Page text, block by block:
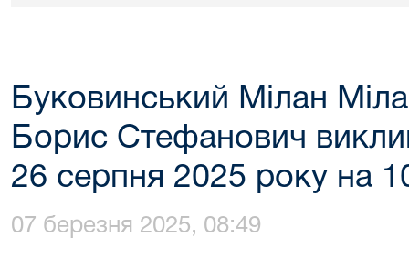
Буковинський Мілан
Борис Стефанович
26 серпня 2025 року на
07 березня 2025, 08:49